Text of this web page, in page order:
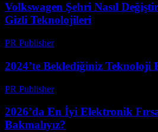
Volkswagen Şehri Nasıl
Gizli Teknolojileri
PR Publisher-
2024’te Beklediğiniz
PR Publisher-
2026’da En İyi Elektronik
Bakmalıyız?